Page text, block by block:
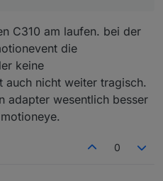
C310 am laufen. bei der
die
keine
auch nicht weiter tragisch.
adapter wesentlich besser
0